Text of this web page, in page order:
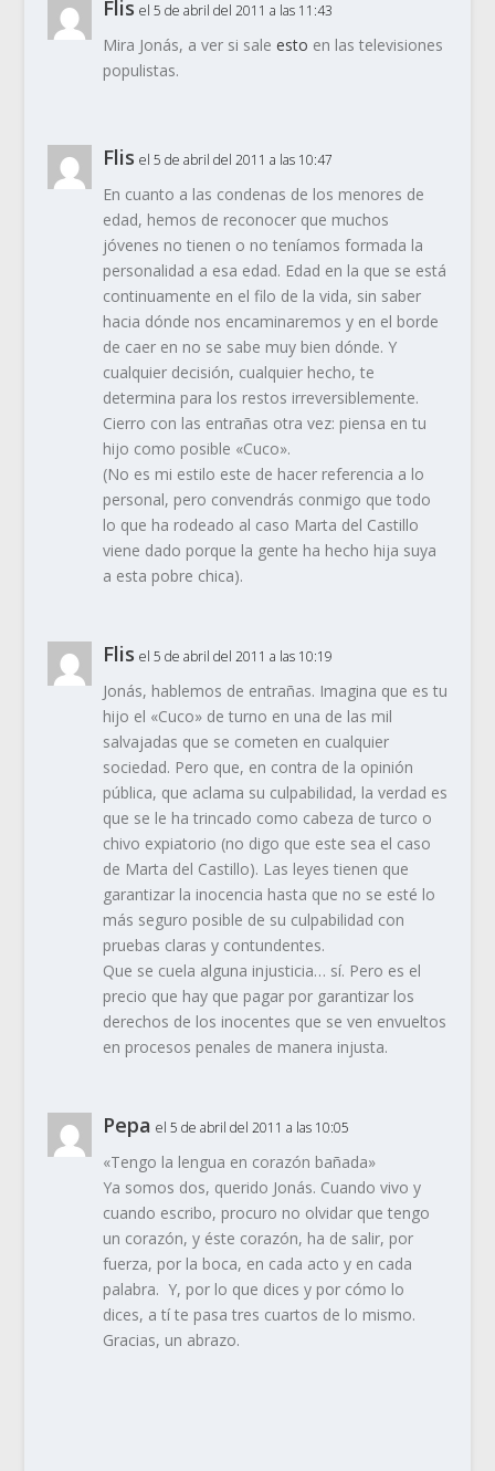
Flis el 5 de abril del 2011 a las 11:43
Mira Jonás, a ver si sale esto en las televisiones
populistas.
Flis el 5 de abril del 2011 a las 10:47
En cuanto a las condenas de los menores de
edad, hemos de reconocer que muchos
jóvenes no tienen o no teníamos formada la
personalidad a esa edad. Edad en la que se está
continuamente en el filo de la vida, sin saber
hacia dónde nos encaminaremos y en el borde
de caer en no se sabe muy bien dónde. Y
cualquier decisión, cualquier hecho, te
determina para los restos irreversiblemente.
Cierro con las entrañas otra vez: piensa en tu
hijo como posible «Cuco».
(No es mi estilo este de hacer referencia a lo
personal, pero convendrás conmigo que todo
lo que ha rodeado al caso Marta del Castillo
viene dado porque la gente ha hecho hija suya
a esta pobre chica).
Flis el 5 de abril del 2011 a las 10:19
Jonás, hablemos de entrañas. Imagina que es tu
hijo el «Cuco» de turno en una de las mil
salvajadas que se cometen en cualquier
sociedad. Pero que, en contra de la opinión
pública, que aclama su culpabilidad, la verdad es
que se le ha trincado como cabeza de turco o
chivo expiatorio (no digo que este sea el caso
de Marta del Castillo). Las leyes tienen que
garantizar la inocencia hasta que no se esté lo
más seguro posible de su culpabilidad con
pruebas claras y contundentes.
Que se cuela alguna injusticia… sí. Pero es el
precio que hay que pagar por garantizar los
derechos de los inocentes que se ven envueltos
en procesos penales de manera injusta.
Pepa el 5 de abril del 2011 a las 10:05
«Tengo la lengua en corazón bañada»
Ya somos dos, querido Jonás. Cuando vivo y
cuando escribo, procuro no olvidar que tengo
un corazón, y éste corazón, ha de salir, por
fuerza, por la boca, en cada acto y en cada
palabra. Y, por lo que dices y por cómo lo
dices, a tí te pasa tres cuartos de lo mismo.
Gracias, un abrazo.